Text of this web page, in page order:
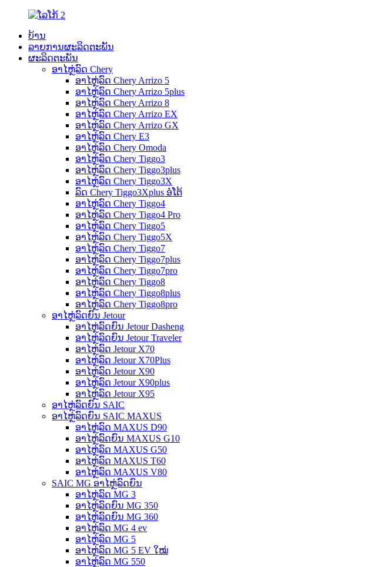
ບ້ານ
ລາຍການຜະລິດຕະພັນ
ຜະລິດຕະພັນ
ອາໄຫຼ່ລົດ Chery
ອາໄຫຼ່ລົດ Chery Arrizo 5
ອາໄຫຼ່ລົດ Chery Arrizo 5plus
ອາໄຫຼ່ລົດ Chery Arrizo 8
ອາໄຫຼ່ລົດ Chery Arrizo EX
ອາໄຫຼ່ລົດ Chery Arrizo GX
ອາໄຫຼ່ລົດ Chery E3
ອາໄຫຼ່ລົດ Chery Omoda
ອາໄຫຼ່ລົດ Chery Tiggo3
ອາໄຫຼ່ລົດ Chery Tiggo3plus
ອາໄຫຼ່ລົດ Chery Tiggo3X
ລົດ Chery Tiggo3Xplus ອໍໂຕ້
ອາໄຫຼ່ລົດ Chery Tiggo4
ອາໄຫຼ່ລົດ Chery Tiggo4 Pro
ອາໄຫຼ່ລົດ Chery Tiggo5
ອາໄຫຼ່ລົດ Chery Tiggo5X
ອາໄຫຼ່ລົດ Chery Tiggo7
ອາໄຫຼ່ລົດ Chery Tiggo7plus
ອາໄຫຼ່ລົດ Chery Tiggo7pro
ອາໄຫຼ່ລົດ Chery Tiggo8
ອາໄຫຼ່ລົດ Chery Tiggo8plus
ອາໄຫຼ່ລົດ Chery Tiggo8pro
ອາໄຫຼ່ລົດຍົນ Jetour
ອາໄຫຼ່ລົດຍົນ Jetour Dasheng
ອາໄຫຼ່ລົດຍົນ Jetour Traveler
ອາໄຫຼ່ລົດ Jetour X70
ອາໄຫຼ່ລົດ Jetour X70Plus
ອາໄຫຼ່ລົດ Jetour X90
ອາໄຫຼ່ລົດ Jetour X90plus
ອາໄຫຼ່ລົດ Jetour X95
ອາໄຫຼ່ລົດຍົນ SAIC
ອາໄຫຼ່ລົດຍົນ SAIC MAXUS
ອາໄຫຼ່ລົດ MAXUS D90
ອາໄຫຼ່ລົດຍົນ MAXUS G10
ອາໄຫຼ່ລົດ MAXUS G50
ອາໄຫຼ່ລົດ MAXUS T60
ອາໄຫຼ່ລົດ MAXUS V80
SAIC MG ອາໄຫຼ່ລົດຍົນ
ອາໄຫຼ່ລົດ MG 3
ອາໄຫຼ່ລົດຍົນ MG 350
ອາໄຫຼ່ລົດຍົນ MG 360
ອາໄຫຼ່ລົດ MG 4 ev
ອາໄຫຼ່ລົດ MG 5
ອາໄຫຼ່ລົດ MG 5 EV ໃໝ່
ອາໄຫຼ່ລົດ MG 550